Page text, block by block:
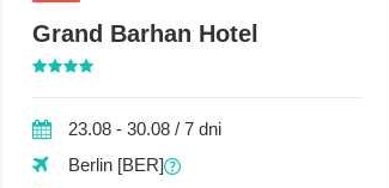
Grand Barhan Hotel
23.08 - 30.08 / 7 dni
Berlin [BER]